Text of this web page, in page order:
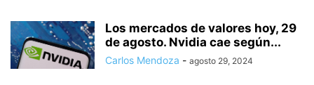
Los mercados de valores hoy, 29
de agosto. Nvidia cae según...
Carlos Mendoza - agosto 29, 2024